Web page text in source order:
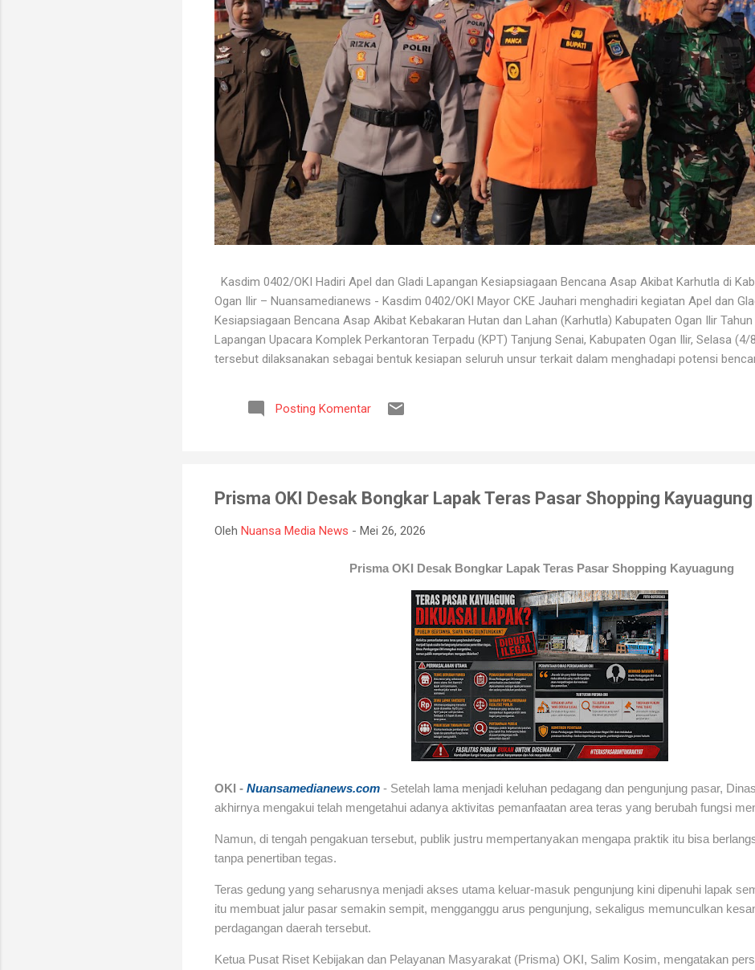
Kasdim 0402/OKI Hadiri Apel dan Gladi Lapangan Kesiapsiagaan Bencana Asap Akibat Karhutla di
Ogan Ilir – Nuansamedianews - Kasdim 0402/OKI Mayor CKE Jauhari menghadiri kegiatan Apel dan
Kesiapsiagaan Bencana Asap Akibat Kebakaran Hutan dan Lahan (Karhutla) Kabupaten Ogan Ilir
Lapangan Upacara Komplek Perkantoran Terpadu (KPT) Tanjung Senai, Kabupaten Ogan Ilir, Selasa
tersebut dilaksanakan sebagai bentuk kesiapan seluruh unsur terkait dalam menghadapi potensi
BPBD, Manggala Agni, Dinas Pemadam Kebakaran, instansi pemerintah daerah, relawan, serta berbagai
Melalui kegiatan ini, seluruh peserta mendapatkan gambaran mengenai mekanisme penanganan
Posting Komentar
Prisma OKI Desak Bongkar Lapak Teras Pasar Shopping Kayuagung
Oleh Nuansa Media News - Mei 26, 2026
Prisma OKI Desak Bongkar Lapak Teras Pasar Shopping Kayuagung
OKI - Nuansamedianews.com - Setelah lama menjadi keluhan pedagang dan pengunjung pasar,
akhirnya mengakui telah mengetahui adanya aktivitas pemanfaatan area teras yang berubah fungsi
Namun, di tengah pengakuan tersebut, publik justru mempertanyakan mengapa praktik itu bisa
tanpa penertiban tegas.
Teras gedung yang seharusnya menjadi akses utama keluar-masuk pengunjung kini dipenuhi lapak
itu membuat jalur pasar semakin sempit, mengganggu arus pengunjung, sekaligus memunculkan
perdagangan daerah tersebut.
Ketua Pusat Riset Kebijakan dan Pelayanan Masyarakat (Prisma) OKI, Salim Kosim, mengatakan